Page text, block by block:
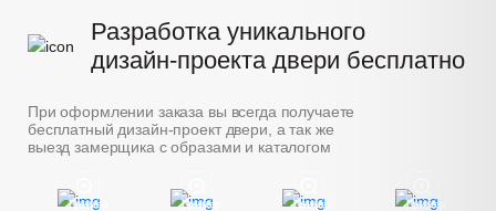
Разработка уникального
дизайн-проекта двери бесплатно
При оформлении заказа вы всегда получаете
бесплатный дизайн-проект двери, а так же
выезд замерщика с образами и каталогом
Пример Пример Пример Пример